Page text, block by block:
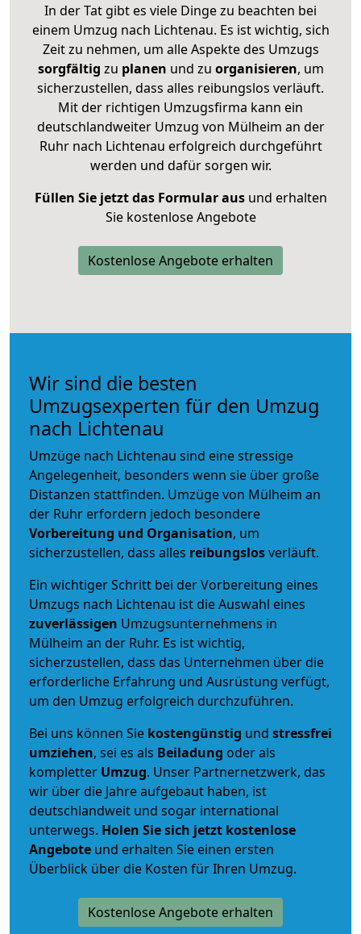
In der Tat gibt es viele Dinge zu beachten bei
einem Umzug nach Lichtenau. Es ist wichtig, sich
Zeit zu nehmen, um alle Aspekte des Umzugs
sorgfältig zu planen und zu organisieren, um
sicherzustellen, dass alles reibungslos verläuft.
Mit der richtigen Umzugsfirma kann ein
deutschlandweiter Umzug von Mülheim an der
Ruhr nach Lichtenau erfolgreich durchgeführt
werden und dafür sorgen wir.
Füllen Sie jetzt das Formular ausund erhalten
Sie kostenlose Angebote
Kostenlose Angebote erhalten
Wir sind die besten
Umzugsexperten für den Umzug
nach Lichtenau
Umzüge nach Lichtenau sind eine stressige
Angelegenheit, besonders wenn sie über große
Distanzen stattfinden. Umzüge von Mülheim an
der Ruhr erfordern jedoch besondere
Vorbereitung und Organisation, um
sicherzustellen, dass alles reibungslosverläuft.
Ein wichtiger Schritt bei der Vorbereitung eines
Umzugs nach Lichtenau ist die Auswahl eines
zuverlässigen Umzugsunternehmens in
Mülheim an der Ruhr. Es ist wichtig,
sicherzustellen, dass das Unternehmen über die
erforderliche Erfahrung und Ausrüstung verfügt,
um den Umzug erfolgreich durchzuführen.
Bei uns können Sie kostengünstig und stressfrei
umziehen, sei es als Beiladung oder als
kompletter Umzug. Unser Partnernetzwerk, das
wir über die Jahre aufgebaut haben, ist
deutschlandweit und sogar international
unterwegs. Holen Sie sich jetzt kostenlose
Angebote und erhalten Sie einen ersten
Überblick über die Kosten für Ihren Umzug.
Kostenlose Angebote erhalten